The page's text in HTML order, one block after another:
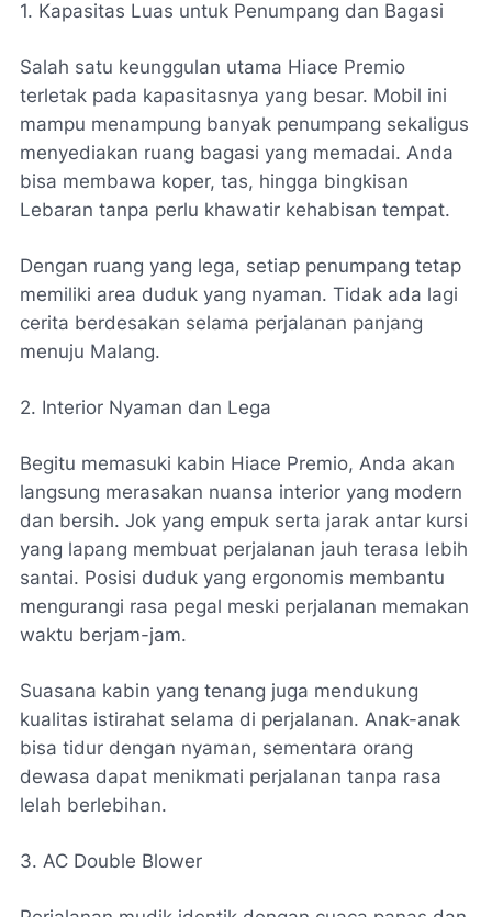
1. Kapasitas Luas untuk Penumpang dan Bagasi
Salah satu keunggulan utama Hiace Premio
terletak pada kapasitasnya yang besar. Mobil ini
mampu menampung banyak penumpang sekaligus
menyediakan ruang bagasi yang memadai. Anda
bisa membawa koper, tas, hingga bingkisan
Lebaran tanpa perlu khawatir kehabisan tempat.
Dengan ruang yang lega, setiap penumpang tetap
memiliki area duduk yang nyaman. Tidak ada lagi
cerita berdesakan selama perjalanan panjang
menuju Malang.
2. Interior Nyaman dan Lega
Begitu memasuki kabin Hiace Premio, Anda akan
langsung merasakan nuansa interior yang modern
dan bersih. Jok yang empuk serta jarak antar kursi
yang lapang membuat perjalanan jauh terasa lebih
santai. Posisi duduk yang ergonomis membantu
mengurangi rasa pegal meski perjalanan memakan
waktu berjam-jam.
Suasana kabin yang tenang juga mendukung
kualitas istirahat selama di perjalanan. Anak-anak
bisa tidur dengan nyaman, sementara orang
dewasa dapat menikmati perjalanan tanpa rasa
lelah berlebihan.
3. AC Double Blower